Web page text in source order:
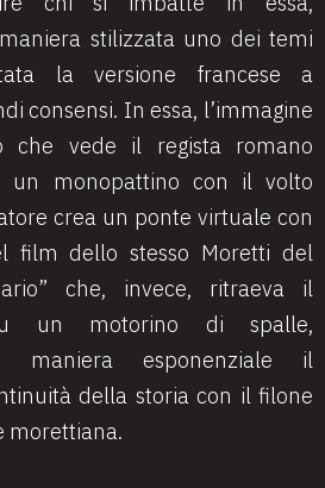
stilizzata uno dei temi
la versione francese a
consensi. In essa, l’immagine
che vede il regista romano
un monopattino con il volto
crea un ponte virtuale con
film dello stesso Moretti del
che, invece, ritraeva il
un motorino di spalle,
maniera esponenziale il
della storia con il filone
morettiana.